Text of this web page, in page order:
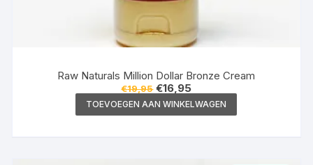
Raw Naturals Million Dollar Bronze Cream
€19,95 Oorspronkelijke
prijs
was:
€19,95.
€16,95Huidige
prijs
is:
€16,95.
TOEVOEGEN AAN WINKELWAGEN